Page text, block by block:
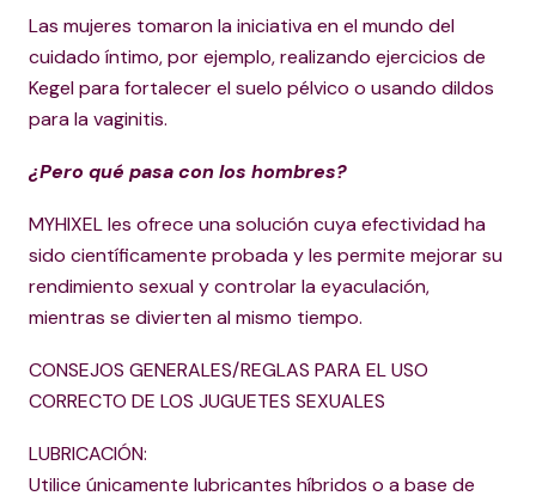
Las mujeres tomaron la iniciativa en el mundo del
cuidado íntimo, por ejemplo, realizando ejercicios de
Kegel para fortalecer el suelo pélvico o usando dildos
para la vaginitis.
¿Pero qué pasa con los hombres?
MYHIXEL les ofrece una solución cuya efectividad ha
sido científicamente probada y les permite mejorar su
rendimiento sexual y controlar la eyaculación,
mientras se divierten al mismo tiempo.
CONSEJOS GENERALES/REGLAS PARA EL USO
CORRECTO DE LOS JUGUETES SEXUALES
LUBRICACIÓN:
Utilice únicamente lubricantes híbridos o a base de